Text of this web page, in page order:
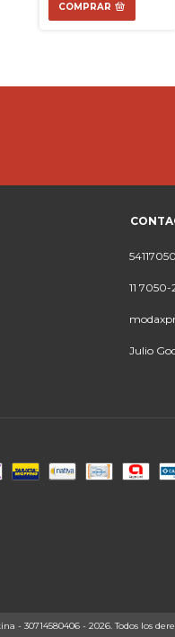
COMPRAR
11
Julio
- 30714580406 - 2026. Todos los